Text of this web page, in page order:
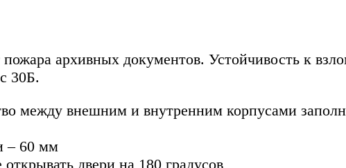
архивных документов. Устойчивость к
30Б.
между внешним и внутренним корпусами
– 60 мм
двери на 180 градусов